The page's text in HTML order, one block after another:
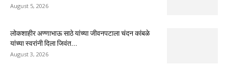
August 5, 2026
लोकशाहीर अण्णाभाऊ साठे यांच्या जीवनपटाला चंदन कांबळे
यांच्या स्वरांनी दिला जिवंत...
August 3, 2026